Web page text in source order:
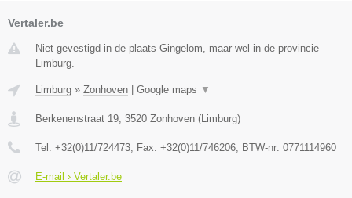
Vertaler.be
Niet gevestigd in de plaats Gingelom, maar wel in de provincie
Limburg.
Limburg » Zonhoven | Google maps ▼
Berkenenstraat 19 3520 Zonhoven (Limburg)
Tel: +32(0)11/724473 , Fax: +32(0)11/746206 , BTW-nr: 0771114960
E-mail › Vertaler.be